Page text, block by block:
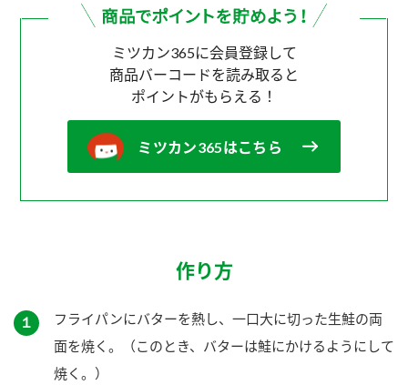
ミツカン365に会員登録して
商品バーコードを読み取ると
ポイントがもらえる！
ミツカン365はこちら
作り方
１
フライパンにバターを熱し、一口大に切った生鮭の両
面を焼く。（このとき、バターは鮭にかけるようにして
焼く。）